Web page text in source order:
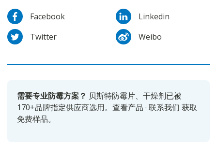
Facebook
Linkedin
Twitter
Weibo
需要专业防霉方案？ 贝斯特防霉片、干燥剂已被
170+品牌指定供应商选用。 查看产品 · 联系我们 获取
免费样品。